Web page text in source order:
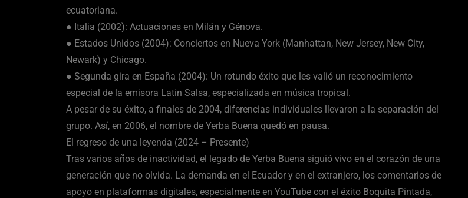
ecuatoriana.
● Italia (2002): Actuaciones en Milán y Génova.
● Estados Unidos (2004): Conciertos en Nueva York (Manhattan, New Jersey, New City,
Newark) y Chicago.
● Segunda gira en España (2004): Un rotundo éxito que les valió un reconocimiento
especial de la emisora Latin Salsa, especializada en música tropical.
A pesar de su éxito, a finales de 2004, diferencias individuales llevaron a la separación del
grupo. Así, en 2006, el nombre de Yerba Buena quedó en pausa.
El regreso de una leyenda (2024 – Presente)
Tras varios años de inactividad, el legado de Yerba Buena siguió vivo en el corazón de una
generación que no olvida. La demanda en el Ecuador y en el extranjero, los comentarios de
apoyo en plataformas digitales, especialmente en YouTube con el éxito Boquita Pintada,